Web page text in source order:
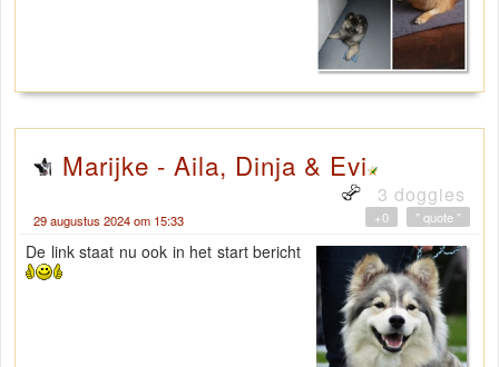
Marijke - Aila, Dinja & Evi
3 doggies
29 augustus 2024 om 15:33 " quote "
+0
De link staat nu ook in het start bericht